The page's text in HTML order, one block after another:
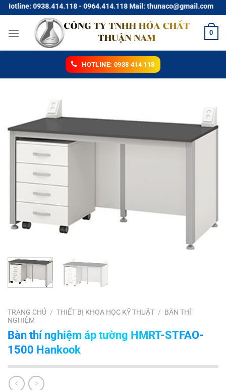
Chuyển
đến
nội
0938.414.118 - 0964.414.118 Mail: thunaco@gmail.com
0
HOTLINE: 0938 414 118
TRANG CHỦ / THIẾT BỊ KHOA HỌC KỸ THUẬT / BÀN THÍ
NGHIỆM
Bàn thí nghiệm áp tường HMRT-STFAO-
1500 Hankook